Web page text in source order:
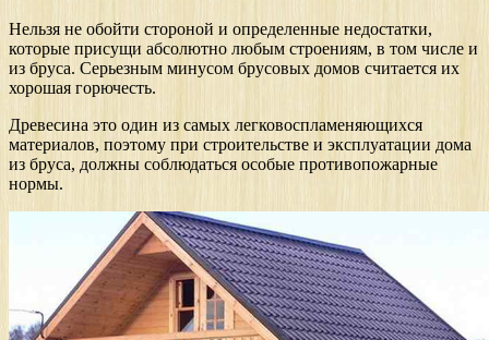
Нельзя не обойти стороной и определенные недостатки,
которые присущи абсолютно любым строениям, в том числе и
из бруса. Серьезным минусом брусовых домов считается их
хорошая горючесть.
Древесина это один из самых легковоспламеняющихся
материалов, поэтому при строительстве и эксплуатации дома
из бруса, должны соблюдаться особые противопожарные
нормы.